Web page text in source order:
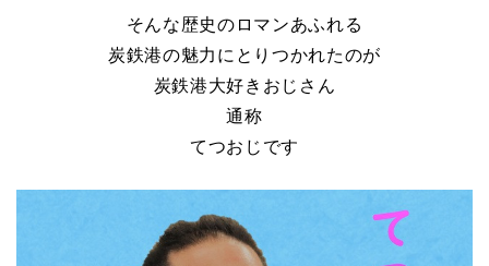
そんな歴史のロマンあふれる
炭鉄港の魅力にとりつかれたのが
炭鉄港大好きおじさん
通称
てつおじです